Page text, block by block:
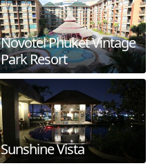
Novotel Phuket Vintage
Park Resort
Sunshine Vista